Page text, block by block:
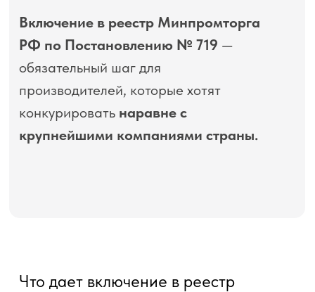
Включение в реестр Минпромторга
РФ по Постановлению № 719 —
обязательный шаг для
производителей, которые хотят
конкурировать наравне с
крупнейшими компаниями страны.
Что дает включение в реестр